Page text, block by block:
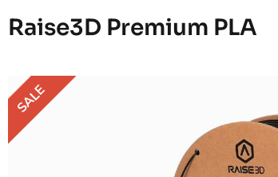
Raise3D Premium PLA
SALE